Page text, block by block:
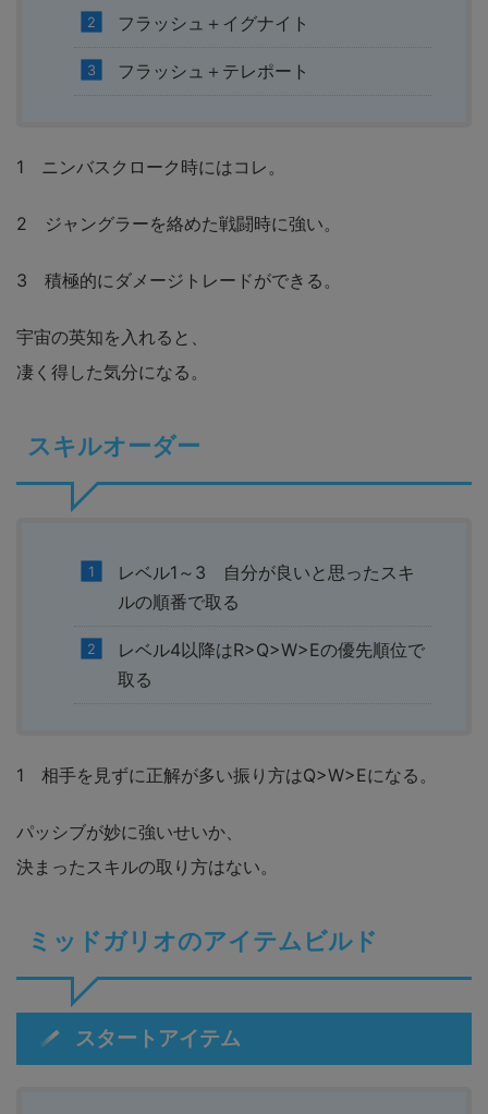
フラッシュ＋イグナイト
フラッシュ＋テレポート
1 ニンバスクローク時にはコレ。
2 ジャングラーを絡めた戦闘時に強い。
3 積極的にダメージトレードができる。
宇宙の英知を入れると、
凄く得した気分になる。
スキルオーダー
レベル1～3 自分が良いと思ったスキ
ルの順番で取る
レベル4以降はR>Q>W>Eの優先順位で
取る
1 相手を見ずに正解が多い振り方はQ>W>Eになる。
パッシブが妙に強いせいか、
決まったスキルの取り方はない。
ミッドガリオのアイテムビルド
スタートアイテム